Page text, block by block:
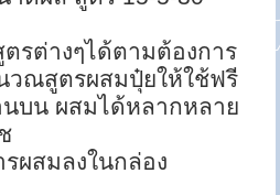
รต่างๆได้ตามต้องการ
วณสูตรผสมปุ๋ยให้ใช้ฟรี
บน ผสมได้หลากหลาย
ผสมลงในกล่อง